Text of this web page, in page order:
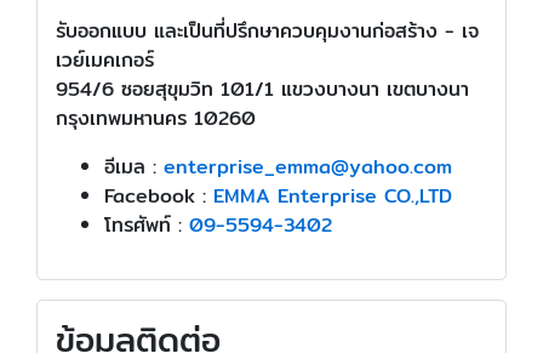
รับออกแบบ และเป็นที่ปรึกษาควบคุมงานก่อสร้าง - เจ
เวย์เมคเกอร์
954/6 ซอยสุขุมวิท 101/1 แขวงบางนา เขตบางนา
กรุงเทพมหานคร 10260
อีเมล : enterprise_emma@yahoo.com
Facebook : EMMA Enterprise CO.,LTD
โทรศัพท์ : 09-5594-3402
ข้อมูลติดต่อ